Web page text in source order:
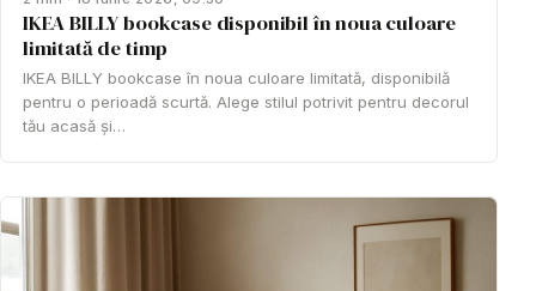
IKEA BILLY bookcase disponibil în noua culoare
limitată de timp
IKEA BILLY bookcase în noua culoare limitată, disponibilă
pentru o perioadă scurtă. Alege stilul potrivit pentru decorul
tău acasă și…